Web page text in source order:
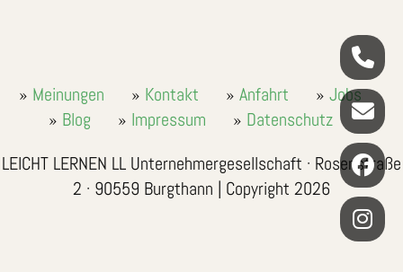
Meinungen Kontakt Anfahrt
Jobs
Blog
Impressum
Datenschutz
LEICHT LERNEN LL Unternehmergesellschaft · Rosenstraße
2 · 90559 Burgthann | Copyright 2026